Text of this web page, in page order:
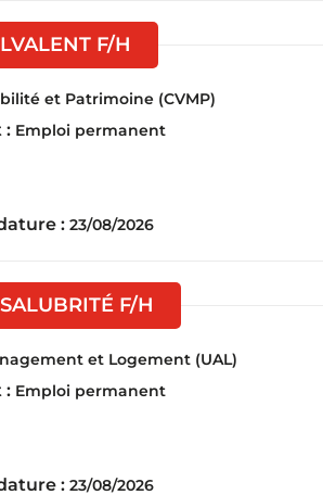
F/H
et Patrimoine (CVMP)
: Emploi permanent
: 23/08/2026
F/H
et Logement (UAL)
: Emploi permanent
: 23/08/2026